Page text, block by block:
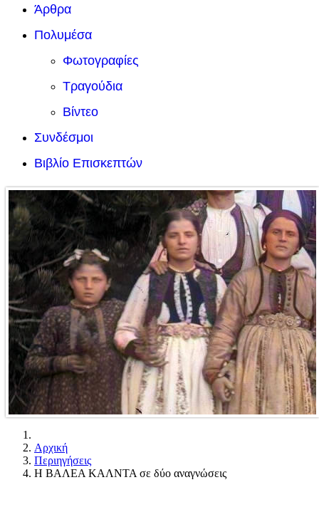
Άρθρα
Πολυμέσα
Φωτογραφίες
Τραγούδια
Βίντεο
Συνδέσμοι
Βιβλίο Επισκεπτών
Αρχική
Περιηγήσεις
Η ΒΑΛΕΑ ΚΑΛΝΤΑ σε δύο αναγνώσεις